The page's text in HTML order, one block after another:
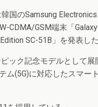
韓国のSamsung
CDMA/GSM端末「
SC-51B」を発表した
ック記念モデルとして展
ム(5G)に対応したスマー